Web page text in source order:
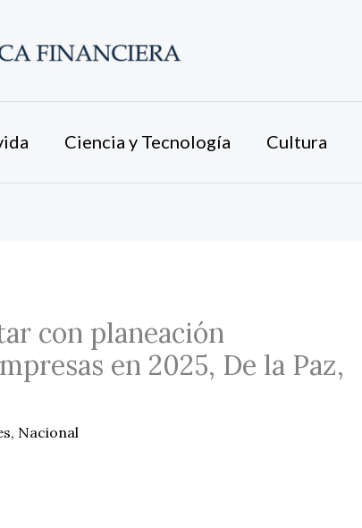
Ciencia y Tecnología Cultura
con planeación
en 2025, De la Paz,
, Nacional